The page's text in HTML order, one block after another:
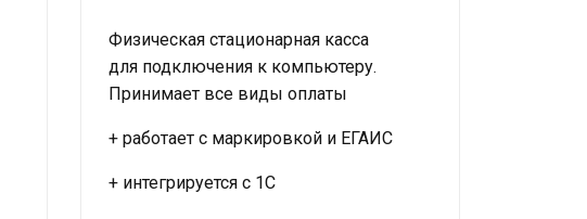
Физическая стационарная касса
для подключения к компьютеру.
Принимает все виды оплаты
+ работает с маркировкой и ЕГАИС
+ интегрируется с 1С